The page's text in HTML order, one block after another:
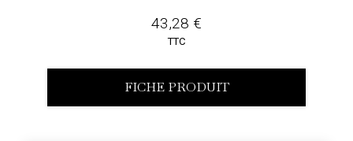
43,28 €
TTC
FICHE PRODUIT